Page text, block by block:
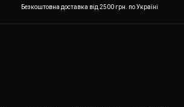
Безкоштовна доставка від 2500 грн. по Україні